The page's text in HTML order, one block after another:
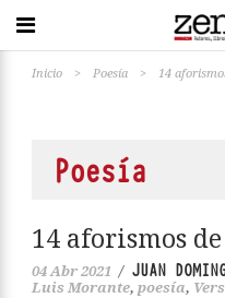
Inicio > Poesía > 14
Poesía
14 aforismos
04 Abr 2021 / JUAN
Luis Morante, poesía,